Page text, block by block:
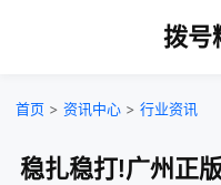
拨号
首页 > 资讯中心 > 行业资讯
稳扎稳打!广州正